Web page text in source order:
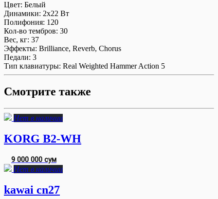
Цвет: Белый
Динамики: 2х22 Вт
Полифония: 120
Кол-во тембров: 30
Вес, кг: 37
Эффекты: Brilliance, Reverb, Chorus
Педали: 3
Тип клавиатуры: Real Weighted Hammer Action 5
Смотрите также
Нет в наличии
KORG B2-WH
9 000 000 сум
Нет в наличии
kawai cn27